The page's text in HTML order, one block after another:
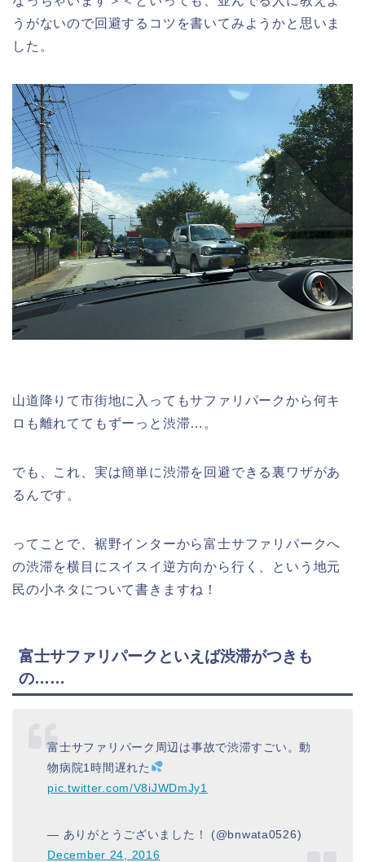
うがないので回避するコツを書いてみようかと思いま
した。
山道降りて市街地に入ってもサファリパークから何キ
ロも離れててもずーっと渋滞…。
でも、これ、実は簡単に渋滞を回避できる裏ワザがあ
るんです。
ってことで、裾野インターから富士サファリパークへ
の渋滞を横目にスイスイ逆方向から行く、という地元
民の小ネタについて書きますね！
富士サファリパークといえば渋滞がつきも
の……
富士サファリパーク周辺は事故で渋滞すごい。動
物病院1時間遅れた
pic.twitter.com/V8iJWDmJy1
— ありがとうございました！ (@bnwata0526)
December 24, 2016